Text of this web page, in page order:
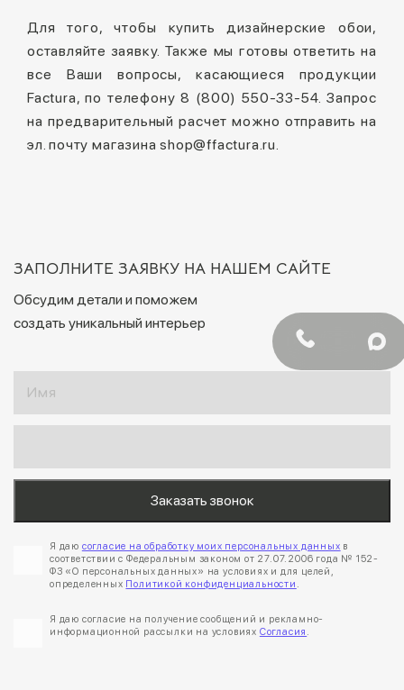
Для того, чтобы купить дизайнерские обои,
оставляйте заявку. Также мы готовы ответить на
все Ваши вопросы, касающиеся продукции
Factura, по телефону 8 (800) 550-33-54. Запрос
на предварительный расчет можно отправить на
эл. почту магазина shop@ffactura.ru.
ЗАПОЛНИТЕ ЗАЯВКУ НА НАШЕМ САЙТЕ
Обсудим детали и поможем
создать уникальный интерьер
Я даю согласие на обработку моих персональных данных в
соответствии с Федеральным законом от 27.07.2006 года № 152-
ФЗ «О персональных данных» на условиях и для целей,
определенных Политикой конфиденциальности .
Я даю согласие на получение сообщений и рекламно-
информационной рассылки на условиях Согласия .